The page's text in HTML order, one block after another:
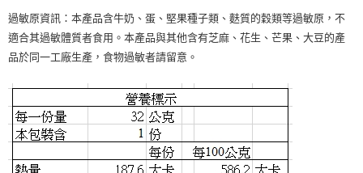
過敏原資訊：本產品含牛奶、蛋、堅果種子類、麩質的穀類等過敏原，不
適合其過敏體質者食用。本產品與其他含有芝麻、花生、芒果、大豆的產
品於同一工廠生產，食物過敏者請留意。